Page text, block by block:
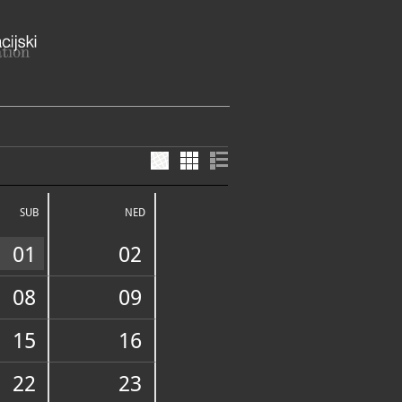
SUB NED
01 02
08
09
15
16
22
23
1, 49216 Desinić
županija
muzej je zatvoren za posjetitelje
9 – 16 sati (zadnji ulaz u
do 31. ožujka. 2025.
muzej je zatvoren za posjetitelje
9 – 17 sati (zadnji ulaz u
sati)
9 – 17 sati (zadnji ulaz u
SLUŽBE I USLUGE